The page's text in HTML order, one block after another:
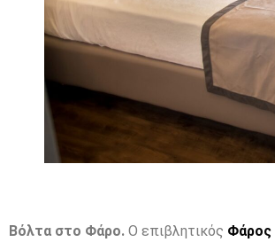
Βόλτα στο Φάρο. Ο επιβλητικός Φάρος